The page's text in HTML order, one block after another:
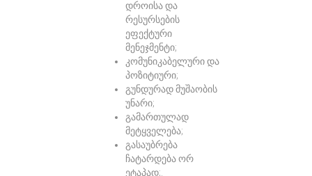
დროისა და
რესურსების
ეფექტური
მენეჯმენტი;
კომუნიკაბელური და
პოზიტიური;
გუნდურად მუშაობის
უნარი;
გამართულად
მეტყველება;
გასაუბრება
ჩატარდება ორ
ეტაპად;.